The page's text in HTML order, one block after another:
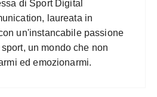
di Sport Digital
laureata in
un'instancabile passione
un mondo che non
ed emozionarmi.